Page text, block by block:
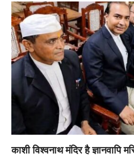
काशी विश्वनाथ मंदिर है ज्ञानवापि